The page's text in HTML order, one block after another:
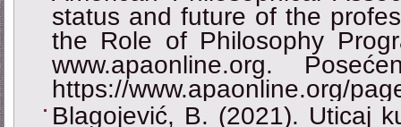
status and future of the
the Role of Philosophy
www.apaonline.org.
https://www.apaonline.org/
Blagojević, B. (2021). Uticaj